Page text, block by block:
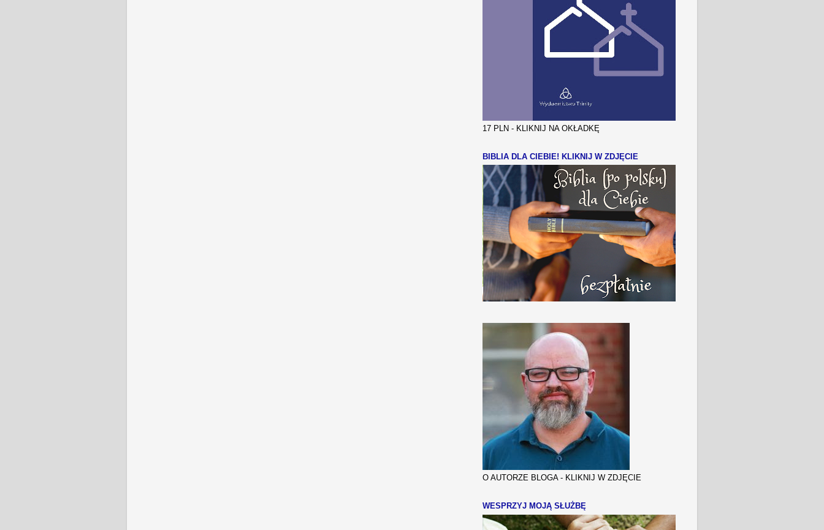
17 PLN - KLIKNIJ NA OKŁADKĘ
BIBLIA DLA CIEBIE! KLIKNIJ W ZDJĘCIE
O AUTORZE BLOGA - KLIKNIJ W ZDJĘCIE
WESPRZYJ MOJĄ SŁUŻBĘ